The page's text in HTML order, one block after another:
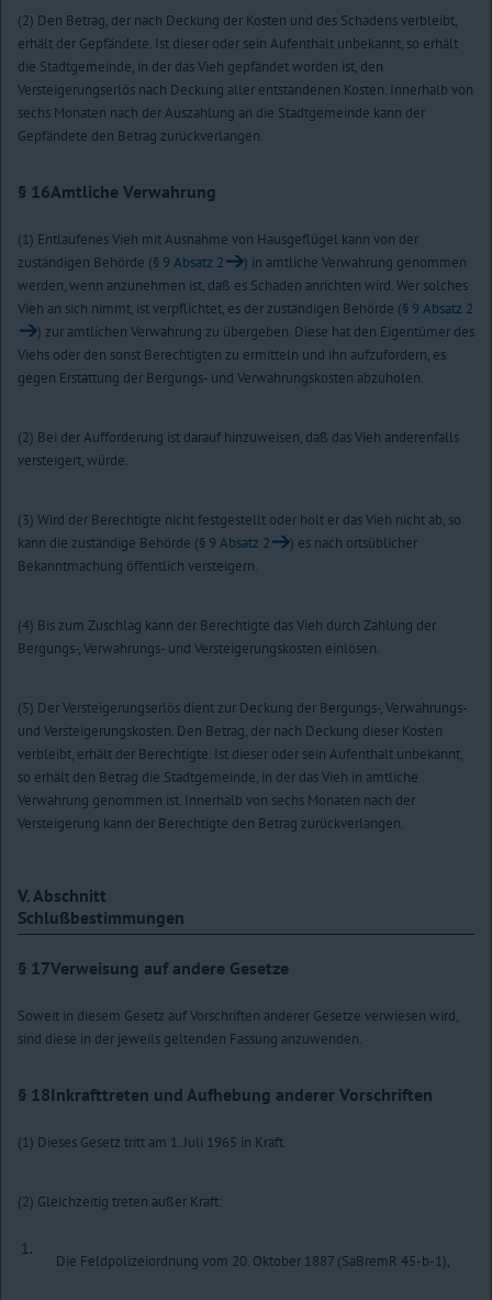
(2) Den Betrag, der nach Deckung der Kosten und des Schadens verbleibt,
erhält der Gepfändete. Ist dieser oder sein Aufenthalt unbekannt, so erhält
die Stadtgemeinde, in der das Vieh gepfändet worden ist, den
Versteigerungserlös nach Deckung aller entstandenen Kosten. Innerhalb von
sechs Monaten nach der Auszahlung an die Stadtgemeinde kann der
Gepfändete den Betrag zurückverlangen.
§ 16Amtliche Verwahrung
(1) Entlaufenes Vieh mit Ausnahme von Hausgeflügel kann von der
zuständigen Behörde (§ 9 Absatz 2
) in amtliche Verwahrung genommen
werden, wenn anzunehmen ist, daß es Schaden anrichten wird. Wer solches
Vieh an sich nimmt, ist verpflichtet, es der zuständigen Behörde (§ 9 Absatz 2
) zur amtlichen Verwahrung zu übergeben. Diese hat den Eigentümer des
Viehs oder den sonst Berechtigten zu ermitteln und ihn aufzufordern, es
gegen Erstattung der Bergungs- und Verwahrungskosten abzuholen.
(2) Bei der Aufforderung ist darauf hinzuweisen, daß das Vieh anderenfalls
versteigert, würde.
(3) Wird der Berechtigte nicht festgestellt oder holt er das Vieh nicht ab, so
kann die zuständige Behörde (§ 9 Absatz 2
) es nach ortsüblicher
Bekanntmachung öffentlich versteigern.
(4) Bis zum Zuschlag kann der Berechtigte das Vieh durch Zahlung der
Bergungs-, Verwahrungs- und Versteigerungskosten einlösen.
(5) Der Versteigerungserlös dient zur Deckung der Bergungs-, Verwahrungs-
und Versteigerungskosten. Den Betrag, der nach Deckung dieser Kosten
verbleibt, erhält der Berechtigte. Ist dieser oder sein Aufenthalt unbekannt,
so erhält den Betrag die Stadtgemeinde, in der das Vieh in amtliche
Verwahrung genommen ist. Innerhalb von sechs Monaten nach der
Versteigerung kann der Berechtigte den Betrag zurückverlangen.
V. Abschnitt
Schlußbestimmungen
§ 17Verweisung auf andere Gesetze
Soweit in diesem Gesetz auf Vorschriften anderer Gesetze verwiesen wird,
sind diese in der jeweils geltenden Fassung anzuwenden.
§ 18Inkrafttreten und Aufhebung anderer Vorschriften
(1) Dieses Gesetz tritt am 1. Juli 1965 in Kraft.
(2) Gleichzeitig treten außer Kraft:
1.
Die Feldpolizeiordnung vom 20. Oktober 1887 (SaBremR 45-b-1),